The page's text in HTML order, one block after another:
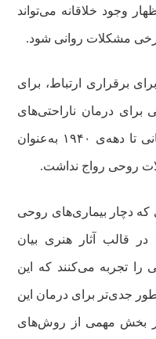
وجود خلاقانه می‌تواند
مشکلات روانی شود.
برقراری ارتباط، برای
برای درمان ناراحتی‌های
روحی استفاده می‌کند. اما هنردرمانی تا دهه‌ی ۱۹۴۰ به‌عنوان
روحی رواج نداشت.
دچار بیماری‌های روحی
قالب آثار هنری بیان
را تجربه می‌کنند که این
جدی‌تر برای درمان این
بخش مهمی از روش‌های